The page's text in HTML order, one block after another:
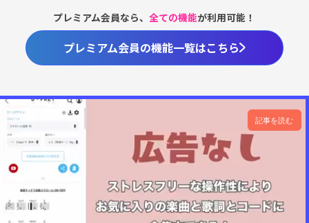
プレミアム会員なら、全ての機能が利用可能！
プレミアム会員の機能一覧はこちら
記事を読む